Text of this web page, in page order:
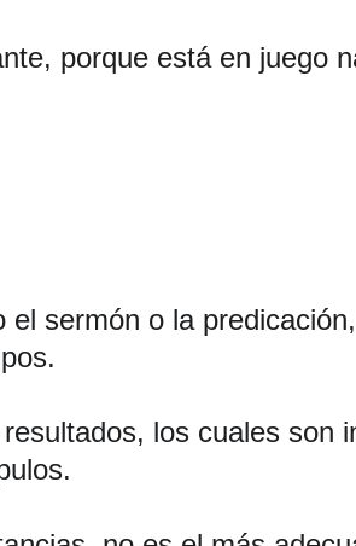
porque está en juego
sermón o la
los cuales son